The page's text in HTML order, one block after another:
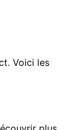
Voici les